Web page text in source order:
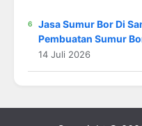
Jasa Sumur Bor Di
Pembuatan Sumur
14 Juli 2026